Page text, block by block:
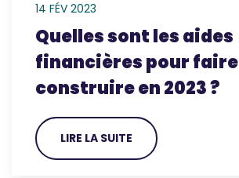
14 FÉV 2023
Quelles sont les aides
financières pour faire
construire en 2023 ?
LIRE LA SUITE